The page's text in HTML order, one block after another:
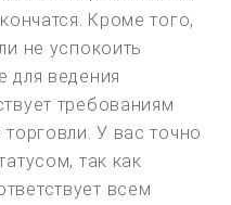
Кроме того,
не успокоить
для ведения
требованиям
У вас точно
так как
всем